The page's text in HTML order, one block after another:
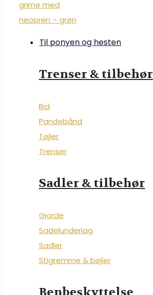
Til ponyen og hesten
Trenser & tilbehør
Bid
Pandebånd
Tøjler
Trenser
Sadler & tilbehør
Gjorde
Sadelunderlag
Sadler
Stigremme & bøjler